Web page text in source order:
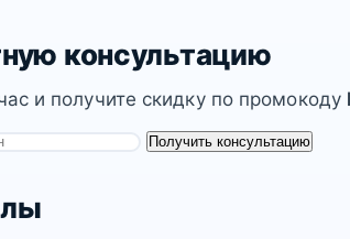
консультацию
и получите скидку по промокоду
Получить консультацию